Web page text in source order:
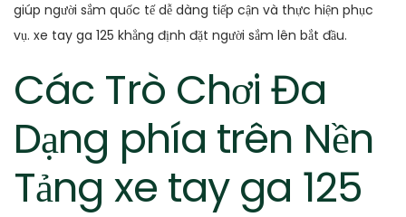
giúp người sắm quốc tế dễ dàng tiếp cận và thực hiện phục
vụ. xe tay ga 125 khẳng định đặt người sắm lên bắt đầu.
Các Trò Chơi Đa
Dạng phía trên Nền
Tảng xe tay ga 125